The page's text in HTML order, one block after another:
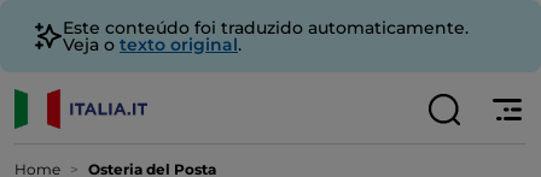
Este conteúdo foi traduzido automaticamente.
Veja o texto original.
Home Osteria del Posta